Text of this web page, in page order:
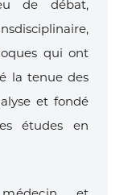
de débat,
qui ont
la tenue des
et fondé
études en